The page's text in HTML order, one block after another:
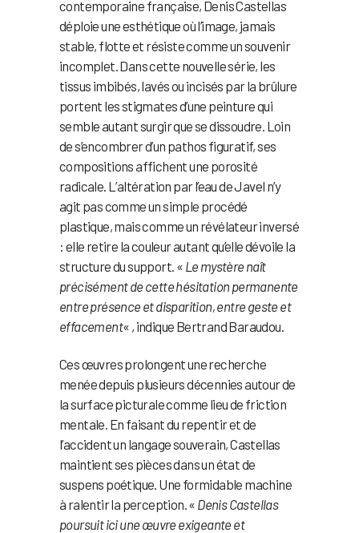
contemporaine française, Denis Castellas
déploie une esthétique où l’image, jamais
stable, flotte et résiste comme un souvenir
incomplet. Dans cette nouvelle série, les
tissus imbibés, lavés ou incisés par la brûlure
portent les stigmates d’une peinture qui
semble autant surgir que se dissoudre. Loin
de s’encombrer d’un pathos figuratif, ses
compositions affichent une porosité
radicale. L’altération par l’eau de Javel n’y
agit pas comme un simple procédé
plastique, mais comme un révélateur inversé
: elle retire la couleur autant qu’elle dévoile la
structure du support. « Le mystère naît
précisément de cette hésitation permanente
entre présence et disparition, entre geste et
effacement« , indique Bertrand Baraudou.
Ces œuvres prolongent une recherche
menée depuis plusieurs décennies autour de
la surface picturale comme lieu de friction
mentale. En faisant du repentir et de
l’accident un langage souverain, Castellas
maintient ses pièces dans un état de
suspens poétique. Une formidable machine
à ralentir la perception. « Denis Castellas
poursuit ici une œuvre exigeante et